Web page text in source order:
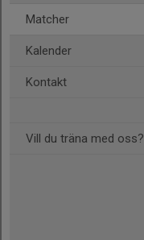
Matcher
Kalender
Kontakt
Vill du träna med oss?